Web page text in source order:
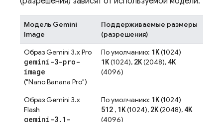
Модель Gemini
Image
Поддерживаемые размеры
(разрешения)
Образ Gemini 3.x Pro
gemini-3-pro-
image
("Nano Banana Pro")
По умолчанию: 1K(1024)
1K(1024), 2K(2048), 4K
(4096)
Образ Gemini 3.x
Flash
gemini-3. 1-
По умолчанию: 1K(1024)
512 , 1K(1024), 2K(2048), 4K
(4096)